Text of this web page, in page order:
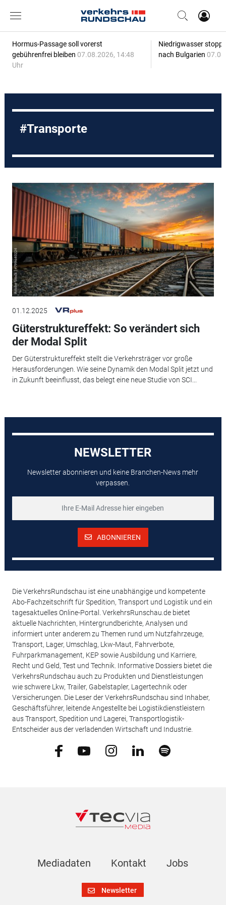
Hormus-Passage soll vorerst
gebührenfrei bleiben 07.08.2026, 14:48
Uhr
Niedrigwasser
nach Bulgarien
Transporte
01.12.2025
Güterstruktureffekt: So verändert sich
der Modal Split
Der Güterstruktureffekt stellt die Verkehrsträger vor große
Herausforderungen. Wie seine Dynamik den Modal Split jetzt und
in Zukunft beeinflusst, das belegt eine neue Studie von SCI...
NEWSLETTER
Newsletter abonnieren und keine Branchen-News mehr
verpassen.
ABONNIEREN
Die VerkehrsRundschau ist eine unabhängige und kompetente
Abo-Fachzeitschrift für Spedition, Transport und Logistik und ein
tagesaktuelles Online-Portal. VerkehrsRunschau.de bietet
aktuelle Nachrichten, Hintergrundberichte, Analysen und
informiert unter anderem zu Themen rund um Nutzfahrzeuge,
Transport, Lager, Umschlag, Lkw-Maut, Fahrverbote,
Fuhrparkmanagement, KEP sowie Ausbildung und Karriere,
Recht und Geld, Test und Technik. Informative Dossiers bietet die
VerkehrsRundschau auch zu Produkten und Dienstleistungen
wie schwere Lkw, Trailer, Gabelstapler, Lagertechnik oder
Versicherungen. Die Leser der VerkehrsRundschau sind Inhaber,
Geschäftsführer, leitende Angestellte bei Logistikdienstleistern
aus Transport, Spedition und Lagerei, Transportlogistik-
Entscheider aus der verladenden Wirtschaft und Industrie.
Mediadaten Kontakt Jobs
Newsletter